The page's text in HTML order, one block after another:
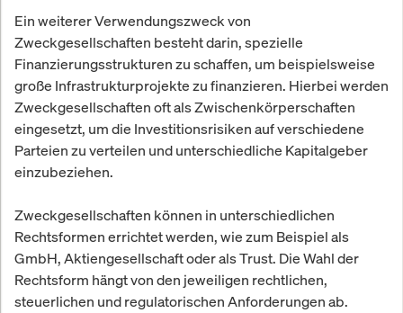
Ein weiterer Verwendungszweck von
Zweckgesellschaften besteht darin, spezielle
Finanzierungsstrukturen zu schaffen, um beispielsweise
große Infrastrukturprojekte zu finanzieren. Hierbei werden
Zweckgesellschaften oft als Zwischenkörperschaften
eingesetzt, um die Investitionsrisiken auf verschiedene
Parteien zu verteilen und unterschiedliche Kapitalgeber
einzubeziehen.
Zweckgesellschaften können in unterschiedlichen
Rechtsformen errichtet werden, wie zum Beispiel als
GmbH, Aktiengesellschaft oder als Trust. Die Wahl der
Rechtsform hängt von den jeweiligen rechtlichen,
steuerlichen und regulatorischen Anforderungen ab.